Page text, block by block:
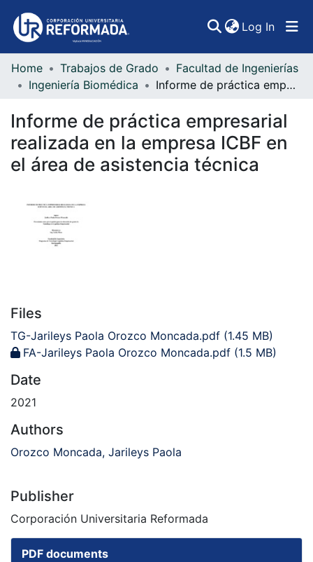
Log In
Communities & Collections
Statistics
Home Trabajos de Grado
Facultad de Ingenierías
Ingeniería Biomédica
Informe de práctica empresarial realizada en la empresa ICBF en el área de asistencia técnica
Informe de práctica empresarial
realizada en la empresa ICBF en
el área de asistencia técnica
Files
TG-Jarileys Paola Orozco Moncada.pdf (1.45 MB)
FA-Jarileys Paola Orozco Moncada.pdf (1.5 MB)
Date
2021
Authors
Orozco Moncada, Jarileys Paola
Publisher
Corporación Universitaria Reformada
PDF documents